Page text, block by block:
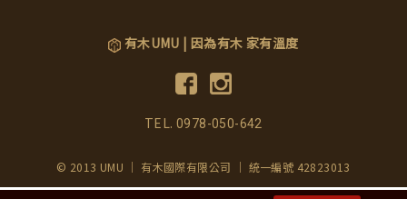
有木UMU | 因為有木 家有溫度
TEL.0978-050-642
© 2013 UMU ｜ 有木國際有限公司 ｜ 統一編號 42823013